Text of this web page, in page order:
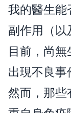
我的醫生能
副作用（以
目前，尚
出現不良事
然而，那些